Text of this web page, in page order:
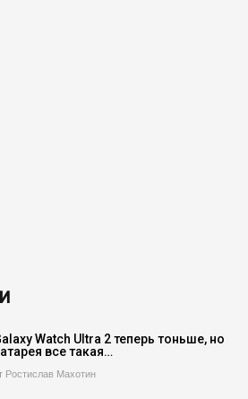
Watch Ultra 2 теперь тоньше, но
все такая…
Ростислав Махотин